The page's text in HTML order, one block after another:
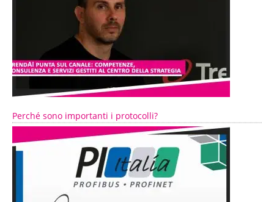
Perché sono importanti i protocolli?